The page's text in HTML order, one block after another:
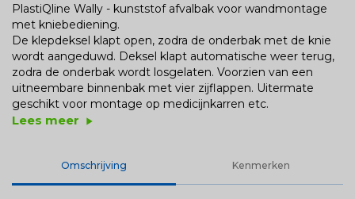
PlastiQline Wally - kunststof afvalbak voor wandmontage
met kniebediening.
De klepdeksel klapt open, zodra de onderbak met de knie
wordt aangeduwd. Deksel klapt automatische weer terug,
zodra de onderbak wordt losgelaten. Voorzien van een
uitneembare binnenbak met vier zijflappen. Uitermate
geschikt voor montage op medicijnkarren etc.
Lees meer play_arrow
Omschrijving Kenmerken